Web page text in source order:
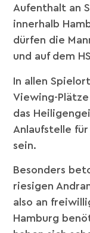
Aufenthalt an
innerhalb
dürfen die
und auf dem
In allen
Viewing-
das
Anlaufstelle für
sein.
Besonders
riesigen
also an
Hamburg